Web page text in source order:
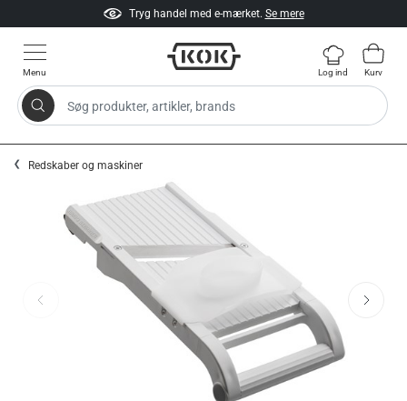
Tryg handel med e-mærket. Se mere
Menu
Søg produkter, artikler, brands
Log ind Kurv
Redskaber og maskiner